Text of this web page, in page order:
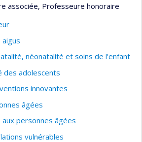
associée, Professeure honoraire
aigus
néonatalité et soins de l'enfant
des adolescents
innovantes
âgées
aux personnes âgées
vulnérables